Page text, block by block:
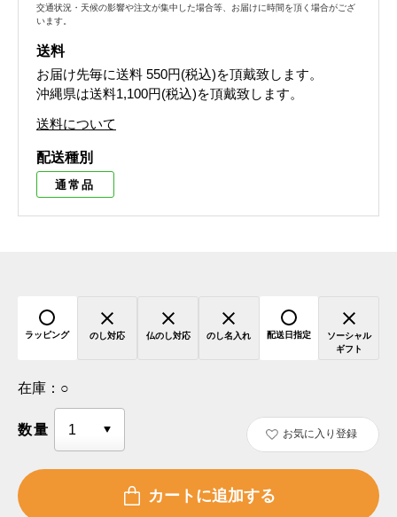
交通状況・天候の影響や注文が集中した場合等、お届けに時間を頂く場合がござ
います。
送料
お届け先毎に送料 550円(税込)を頂戴致します。
沖縄県は送料1,100円(税込)を頂戴致します。
送料について
配送種別
通常品
ラッピング のし対応 仏のし対応 のし名入れ 配送日指定
ソーシャル
ギフト
在庫： ○
数量 お気に入り登録